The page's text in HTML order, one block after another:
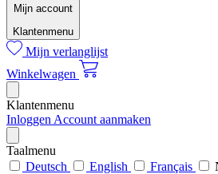
Mijn account
Klantenmenu
Mijn verlanglijst
Winkelwagen
Klantenmenu
Inloggen Account aanmaken
Taalmenu
Deutsch
English Français